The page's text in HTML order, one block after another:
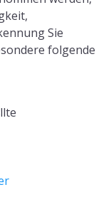
Sie
folgende